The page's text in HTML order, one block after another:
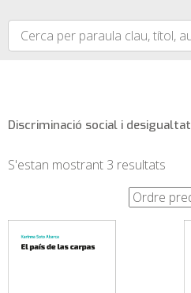
Discriminació social i desigualtat
S'estan mostrant 3 resultats